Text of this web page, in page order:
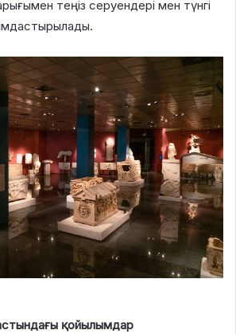
теңіз серуендері мен түнгі
қойылымдар